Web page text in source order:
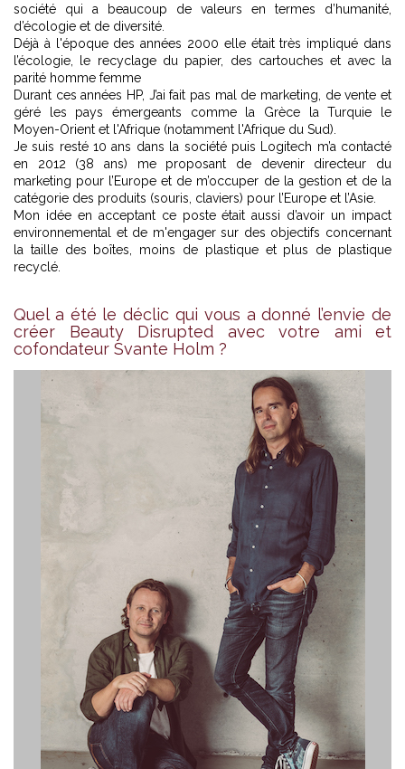
société qui a beaucoup de valeurs en termes d’humanité,
d’écologie et de diversité.
Déjà à l'époque des années 2000 elle était très impliqué dans
l’écologie, le recyclage du papier, des cartouches et avec la
parité homme femme
Durant ces années HP, J’ai fait pas mal de marketing, de vente et
géré les pays émergeants comme la Grèce la Turquie le
Moyen-Orient et l'Afrique (notamment l'Afrique du Sud).
Je suis resté 10 ans dans la société puis Logitech m’a contacté
en 2012 (38 ans) me proposant de devenir directeur du
marketing pour l’Europe et de m’occuper de la gestion et de la
catégorie des produits (souris, claviers) pour l’Europe et l’Asie.
Mon idée en acceptant ce poste était aussi d’avoir un impact
environnemental et de m'engager sur des objectifs concernant
la taille des boîtes, moins de plastique et plus de plastique
recyclé.
Quel a été le déclic qui vous a donné l’envie de
créer Beauty Disrupted avec votre ami et
cofondateur Svante Holm ?